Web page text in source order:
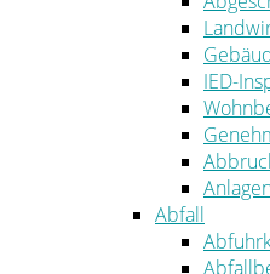
IED-
Abfall